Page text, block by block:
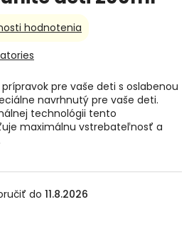
11.8.2026
pre vaše deti s oslabenou
navrhnutý pre vaše deti.
technológii tento
maximálnu vstrebateľnosť a
hodnotenia